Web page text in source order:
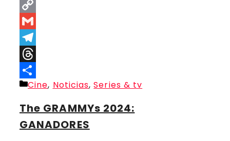
Facebook
Copy
Link
Gmail
Telegram
Threads
Compartir
Categorías
Cine, Noticias,Series & tv
The GRAMMYs 2024:
GANADORES